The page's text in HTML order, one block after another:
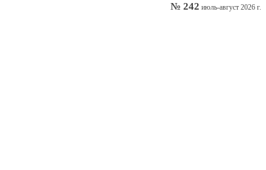
№ 242 июль-август 2026 г.